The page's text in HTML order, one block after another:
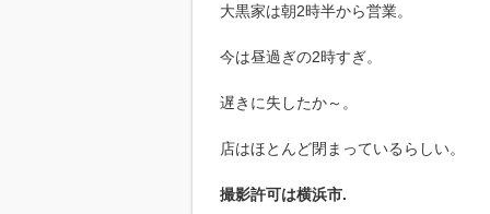
大黒家は朝2時半から営業。
今は昼過ぎの2時すぎ。
遅きに失したか～。
店はほとんど閉まっているらしい。
撮影許可は横浜市.